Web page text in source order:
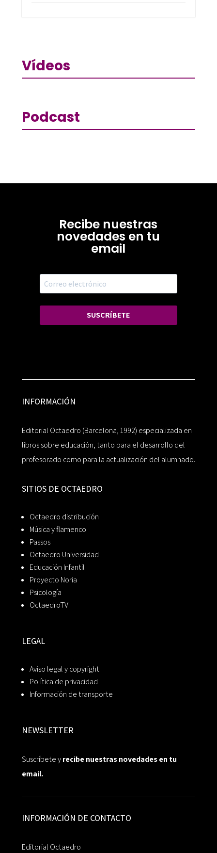
Vídeos
Podcast
Recibe nuestras
novedades en tu
email
SUSCRÍBETE
INFORMACIÓN
Editorial Octaedro (Barcelona, 1992) especializada en
libros sobre educación, tanto para el desarrollo del
profesorado como para la actualización del alumnado.
SITIOS DE OCTAEDRO
Octaedro distribución
Música y flamenco
Passos
Octaedro Universidad
Educación Infantil
Proyecto Noria
Psicología
OctaedroTV
LEGAL
Aviso legal y copyright
Política de privacidad
Información de transporte
NEWSLETTER
Suscríbete yrecibe nuestras novedades en tu
email.
INFORMACIÓN DE CONTACTO
Editorial Octaedro